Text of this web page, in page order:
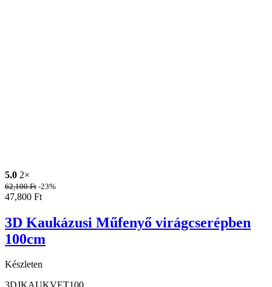
5.0 2×
62,100Ft -23%
47,800 Ft
3D Kaukázusi Műfenyő virágcserépben
100cm
Készleten